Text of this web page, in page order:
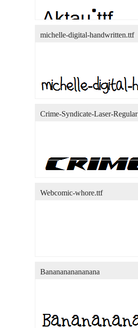
michelle-digital-handwritten.ttf
Crime-Syndicate-Laser-Regular
Webcomic-whore.ttf
Bananananananana